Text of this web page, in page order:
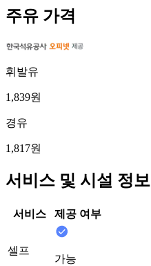
주유 가격
휘발유
1,839원
경유
1,817원
서비스 및 시설 정보
서비스 제공 여부
셀프
가능